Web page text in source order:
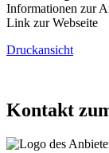
Informationen zur
Link zur Webseite
Druckansicht
Kontakt